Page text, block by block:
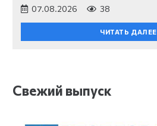
07.08.2026 38
ЧИТАТЬ ДАЛЕЕ
Свежий выпуск